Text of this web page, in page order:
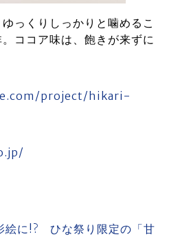
っくりしっかりと噛めるこ
ココア味は、飽きが来ずに
project/hikari-
に!? ひな祭り限定の「甘